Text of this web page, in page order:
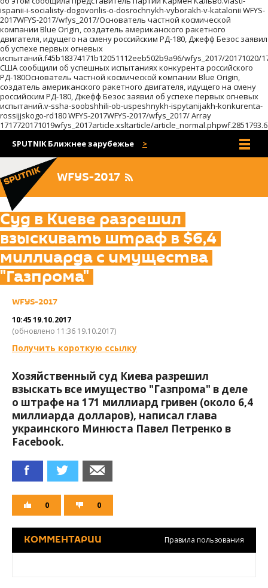
SPUTNIK Ближнее зарубежье Все сайты
WFYS-2017
Суд в Киеве разрешил
взыскивать штраф в $6,4
миллиарда с имущества
"Газпрома"
WFYS-2017
10:45 19.10.2017
(обновлено 11:36 19.10.2017)
Получить короткую ссылку
Хозяйственный суд Киева разрешил
взыскать все имущество "Газпрома" в деле
о штрафе на 171 миллиард гривен (около 6,4
миллиарда долларов), написал глава
украинского Минюста Павел Петренко в
Facebook.
0 0
Правила пользования
КОММЕНТАРИИ